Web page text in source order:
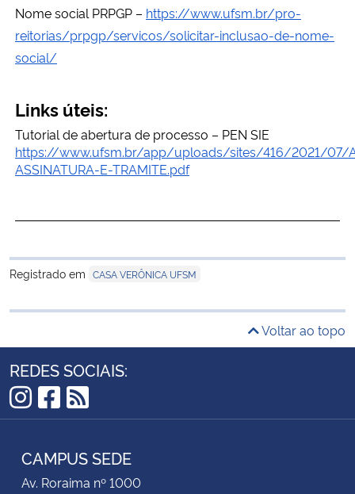
Nome social PRPGP – https://www.ufsm.br/pro-
reitorias/prpgp/servicos/solicitar-inclusao-de-nome-
social/
Links úteis:
Tutorial de abertura de processo – PEN SIE
https://www.ufsm.br/app/uploads/sites/416/2021/07/
ASSINATURA-E-TRAMITE.pdf
Registrado em CASA VERÔNICA UFSM
Voltar ao topo
REDES SOCIAIS:
Instagram
Facebook
RSS
CAMPUS SEDE
Av. Roraima nº 1000